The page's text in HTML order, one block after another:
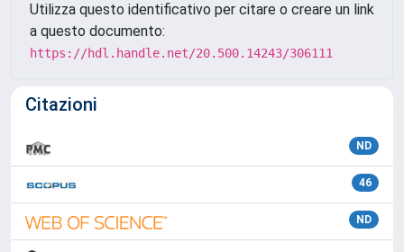
Utilizza questo identificativo per citare o creare un link
a questo documento:
https://hdl.handle.net/20.500.14243/306111
Citazioni
ND
46
ND